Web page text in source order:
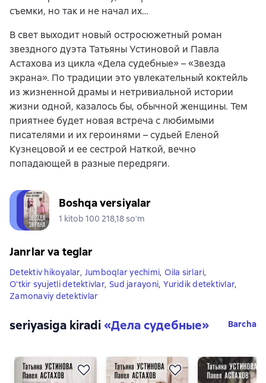
съемки, но так и не начал их…
В свет выходит новый остросюжетный роман
звездного дуэта Татьяны Устиновой и Павла
Астахова из цикла «Дела судебные» – «Звезда
экрана». По традиции это увлекательный коктейль
из жизненной драмы и нетривиальной истории
жизни одной, казалось бы, обычной женщины. Тем
приятнее будет новая встреча с любимыми
писателями и их героинями – судьей Еленой
Кузнецовой и ее сестрой Наткой, вечно
попадающей в разные передряги.
Boshqa versiyalar
1 kitob 100 218,18 soʻm
Janrlar va teglar
Detektiv hikoyalar, Jumboqlar yechimi, Oila sirlari,
O‘tkir syujetli detektivlar, Sud jarayoni, Yuridik detektivlar,
Zamonaviy detektivlar
seriyasiga kiradi«Дела судебные» Barcha